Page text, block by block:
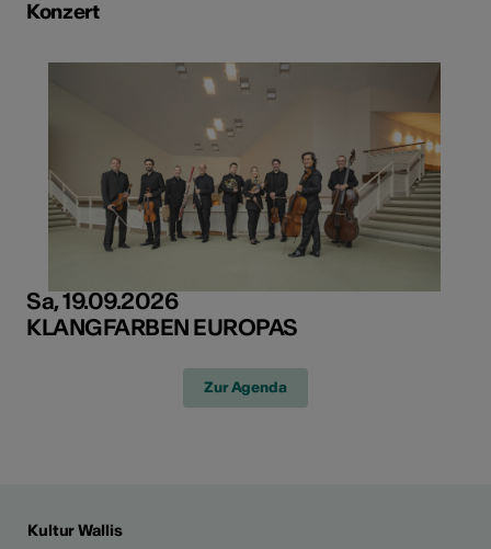
Konzert
Sa, 19.09.2026
KLANGFARBEN EUROPAS
Zur Agenda
Kultur Wallis